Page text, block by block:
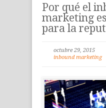
Por qué el
marketing
para la
octubre 29, 2015
inbound marketing